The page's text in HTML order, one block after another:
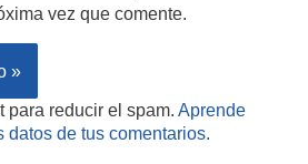
vez que comente.
para reducir el spam. Aprende
datos de tus comentarios.